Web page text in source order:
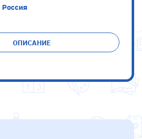
Россия
ОПИСАНИЕ